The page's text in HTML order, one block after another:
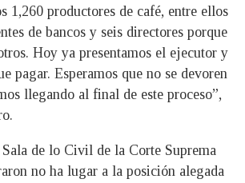
1,260 productores de café, entre ellos
de bancos y seis directores porque
Hoy ya presentamos el ejecutor y
pagar. Esperamos que no se devoren
llegando al final de este proceso”,
de lo Civil de la Corte Suprema
no ha lugar a la posición alegada